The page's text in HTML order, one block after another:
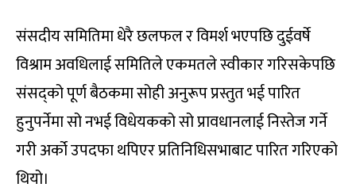
संसदीय समितिमा धेरै छलफल र विमर्श भएपछि दुईवर्षे
विश्राम अवधिलाई समितिले एकमतले स्वीकार गरिसकेपछि
संसद्को पूर्ण बैठकमा सोही अनुरूप प्रस्तुत भई पारित
हुनुपर्नेमा सो नभई विधेयकको सो प्रावधानलाई निस्तेज गर्ने
गरी अर्को उपदफा थपिएर प्रतिनिधिसभाबाट पारित गरिएको
थियो।